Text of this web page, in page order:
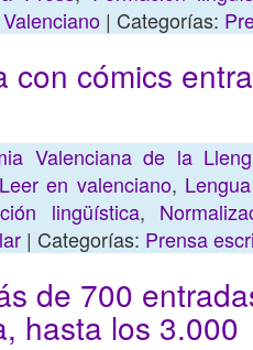
Valenciano | Categorías:
con cómics entra
Valenciana de la
Leer en valenciano,
lingüística,
| Categorías: Prensa
de 700
hasta los 3.000